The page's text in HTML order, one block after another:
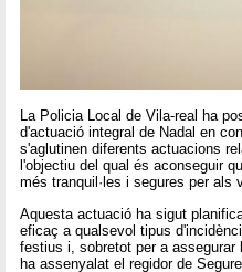
La Policia Local de Vila-real ha
d'actuació integral de Nadal en
s'aglutinen diferents actuacions
l'objectiu del qual és aconseguir
més tranquil·les i segures per als
Aquesta actuació ha sigut
eficaç a qualsevol tipus
festius i, sobretot per a
ha assenyalat el regidor de